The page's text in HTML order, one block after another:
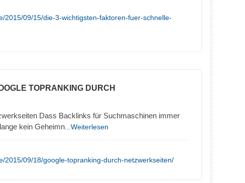
2015/09/15/die-3-wichtigsten-faktoren-fuer-schnelle-
TOPRANKING DURCH
Dass Backlinks für Suchmaschinen immer
kein Geheimn ...Weiterlesen
2015/09/18/google-topranking-durch-netzwerkseiten/